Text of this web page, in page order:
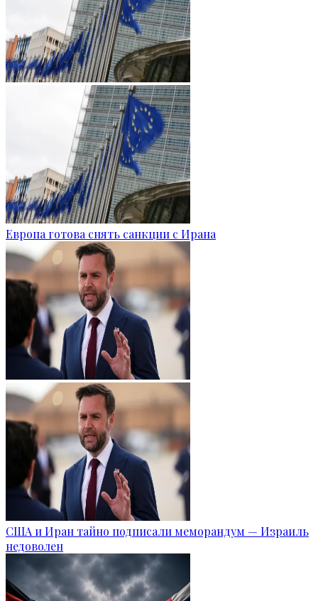
Европа готова снять санкции с Ирана
США и Иран тайно подписали меморандум — Израиль
недоволен